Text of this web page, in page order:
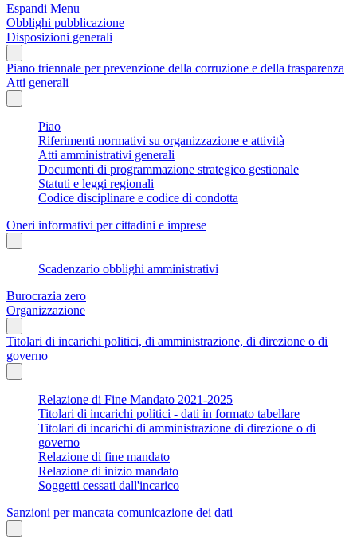
Espandi Menu
Obblighi pubblicazione
Disposizioni generali
Piano triennale per prevenzione della corruzione e della trasparenza
Atti generali
Piao
Riferimenti normativi su organizzazione e attività
Atti amministrativi generali
Documenti di programmazione strategico gestionale
Statuti e leggi regionali
Codice disciplinare e codice di condotta
Oneri informativi per cittadini e imprese
Scadenzario obblighi amministrativi
Burocrazia zero
Organizzazione
Titolari di incarichi politici, di amministrazione, di direzione o di
governo
Relazione di Fine Mandato 2021-2025
Titolari di incarichi politici - dati in formato tabellare
Titolari di incarichi di amministrazione di direzione o di
governo
Relazione di fine mandato
Relazione di inizio mandato
Soggetti cessati dall'incarico
Sanzioni per mancata comunicazione dei dati